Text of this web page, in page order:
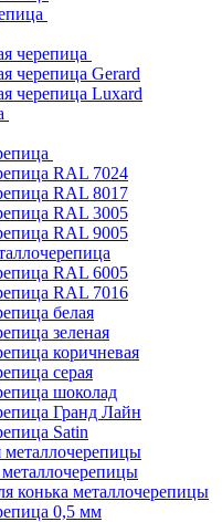
черепица
черепица Gerard
черепица Luxard
RAL 7024
RAL 8017
RAL 3005
RAL 9005
RAL 6005
RAL 7016
белая
зеленая
коричневая
серая
шоколад
Гранд Лайн
Satin
конька металлочерепицы
0,5 мм